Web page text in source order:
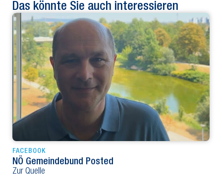
Das könnte Sie auch interessieren
FACEBOOK
NÖ Gemeindebund Posted
Zur Quelle